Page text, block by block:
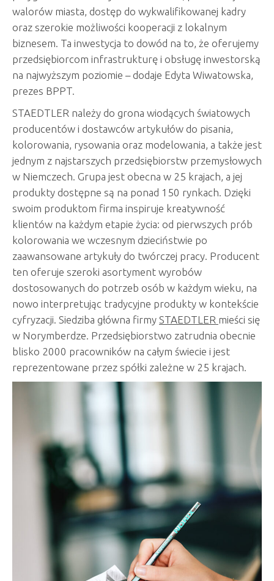
walorów miasta, dostęp do wykwalifikowanej kadry
oraz szerokie możliwości kooperacji z lokalnym
biznesem. Ta inwestycja to dowód na to, że oferujemy
przedsiębiorcom infrastrukturę i obsługę inwestorską
na najwyższym poziomie – dodaje Edyta Wiwatowska,
prezes BPPT.
STAEDTLER należy do grona wiodących światowych
producentów i dostawców artykułów do pisania,
kolorowania, rysowania oraz modelowania, a także jest
jednym z najstarszych przedsiębiorstw przemysłowych
w Niemczech. Grupa jest obecna w 25 krajach, a jej
produkty dostępne są na ponad 150 rynkach. Dzięki
swoim produktom firma inspiruje kreatywność
klientów na każdym etapie życia: od pierwszych prób
kolorowania we wczesnym dzieciństwie po
zaawansowane artykuły do twórczej pracy. Producent
ten oferuje szeroki asortyment wyrobów
dostosowanych do potrzeb osób w każdym wieku, na
nowo interpretując tradycyjne produkty w kontekście
cyfryzacji. Siedziba główna firmy STAEDTLER mieści się
w Norymberdze. Przedsiębiorstwo zatrudnia obecnie
blisko 2000 pracowników na całym świecie i jest
reprezentowane przez spółki zależne w 25 krajach.